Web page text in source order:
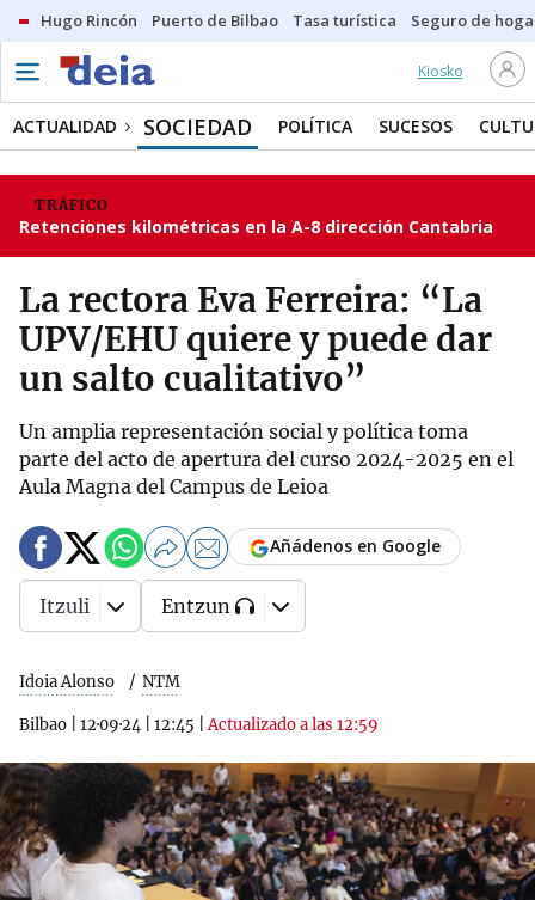
Hugo Rincón Puerto de Bilbao Tasa turística Seguro de
Kiosko
ACTUALIDAD SOCIEDAD POLÍTICA SUCESOS
TRÁFICO
Retenciones kilométricas en la A-8 dirección Cantabria
La rectora Eva Ferreira: “La
UPV/EHU quiere y puede dar
un salto cualitativo”
Un amplia representación social y política toma
parte del acto de apertura del curso 2024-2025 en el
Aula Magna del Campus de Leioa
Idoia Alonso NTM
Bilbao 12·09·24 12:45 |Actualizado a las 12:59
Añádenos en Google
Itzuli Entzun